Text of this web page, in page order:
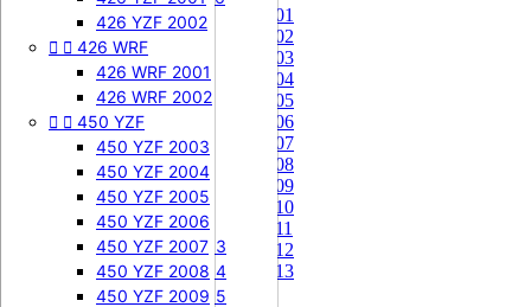
505 SXF
505 SXF 2007
505 SXF 2008
525 SXF
525 SXF 2003
525 SXF 2004
525 SXF 2005
525 SXF 2006
525 EXC-F
525 EXC-F 2003
525 EXC-F 2004
525 EXC-F 2005
426 YZF 2002
  426 WRF
426 WRF 2001
426 WRF 2002
  450 YZF
450 YZF 2003
450 YZF 2004
450 YZF 2005
450 YZF 2006
450 YZF 2007
450 YZF 2008
450 YZF 2009
85 KX 2001
85 KX 2002
85 KX 2003
85 KX 2004
85 KX 2005
85 KX 2006
85 KX 2007
85 KX 2008
85 KX 2009
85 KX 2010
85 KX 2011
85 KX 2012
85 KX 2013
125 KX 